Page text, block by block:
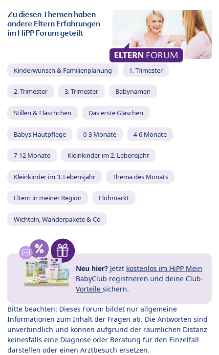
Zu diesen Themen haben
andere Eltern Erfahrungen
im HiPP Forum geteilt
Kinderwunsch & Familienplanung 1. Trimester
2. Trimester 3. Trimester Babynamen
Stillen & Fläschchen Das erste Gläschen
Babys Hautpflege 0-3 Monate 4-6 Monate
7-12 Monate Kleinkinder im 2. Lebensjahr
Kleinkinder im 3. Lebensjahr Thema des Monats
Eltern in meiner Region Flohmarkt
Wichteln, Wanderpakete & Co
Neu hier? Jetzt kostenlos im HiPP Mein
BabyClub registrieren und deine Club-
Vorteile sichern.
Bitte beachten: Dieses Forum bildet nur allgemeine
Informationen zum Inhalt der Fragen ab. Die Antworten sind
unverbindlich und können aufgrund der räumlichen Distanz
keinesfalls eine Diagnose oder Beratung für den Einzelfall
darstellen oder einen Arztbesuch ersetzen.